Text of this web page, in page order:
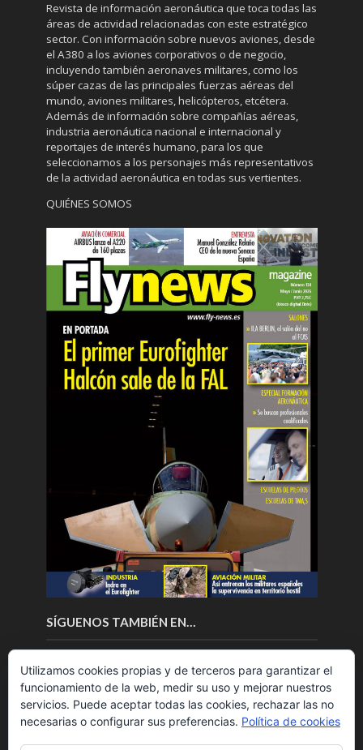
Revista de información aeronáutica que toca todas las
áreas de actividad relacionadas con este estratégico
sector. Con información sobre nuevos aviones, desde
el A380 a los aviones corporativos o de negocio,
incluyendo también aeronaves militares, como los
súper cazas de las principales fuerzas aéreas del
mundo, aviones militares, helicópteros, etcétera.
Además de información sobre compañías aéreas,
industria aeronáutica nacional e internacional y
reportajes de interés humano, para los que
seleccionamos a los personajes más representativos
de la actividad aeronáutica en todas sus vertientes.
QUIÉNES SOMOS
SÍGUENOS TAMBIÉN EN…
Utilizamos cookies propias y de terceros para garantizar el
funcionamiento de la web, medir su uso y mejorar nuestros
servicios. Puede aceptar todas las cookies, rechazar las no
necesarias o configurar sus preferencias. Política de cookies